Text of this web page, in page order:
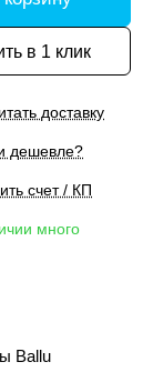
в 1 клик
доставку
дешевле?
счет / КП
много
Ballu